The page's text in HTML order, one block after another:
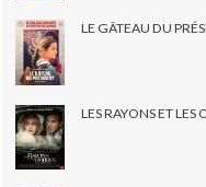
LE GÂTEAU DU
LES RAYONS ET